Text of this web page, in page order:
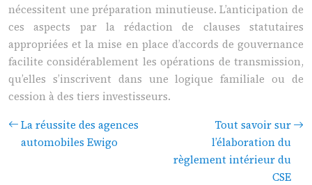
nécessitent une préparation minutieuse. L’anticipation de
ces aspects par la rédaction de clauses statutaires
appropriées et la mise en place d’accords de gouvernance
facilite considérablement les opérations de transmission,
qu’elles s’inscrivent dans une logique familiale ou de
cession à des tiers investisseurs.
La réussite des agences
automobiles Ewigo
Tout savoir sur
l’élaboration du
règlement intérieur du
CSE